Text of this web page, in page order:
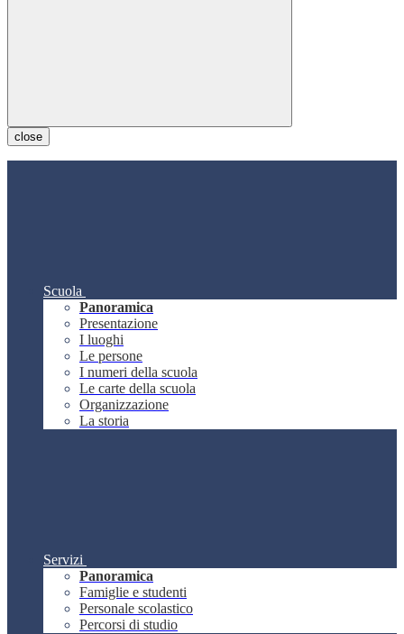
close
Scuola
Panoramica
Presentazione
I luoghi
Le persone
I numeri della scuola
Le carte della scuola
Organizzazione
La storia
Servizi
Panoramica
Famiglie e studenti
Personale scolastico
Percorsi di studio